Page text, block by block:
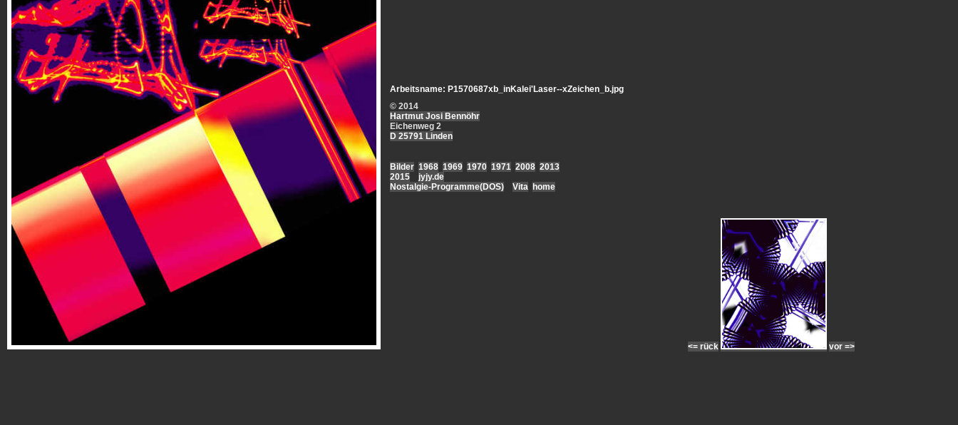
Arbeitsname: P1570687xb_inKalei'Laser--xZeichen_b.jpg
© 2014
Hartmut Josi Bennöhr
Eichenweg 2
D 25791 Linden
Bilder 1968 1969 1970 1971 2008 2013
2015
jyjy.de
Nostalgie-Programme(DOS)
Vita home
<= rück vor =>